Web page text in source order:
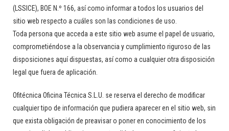
(LSSICE), BOE N.º 166, así como informar a todos los usuarios del
sitio web respecto a cuáles son las condiciones de uso.
Toda persona que acceda a este sitio web asume el papel de usuario,
comprometiéndose a la observancia y cumplimiento riguroso de las
disposiciones aquí dispuestas, así como a cualquier otra disposición
legal que fuera de aplicación.
Ofitécnica Oficina Técnica S.L.U. se reserva el derecho de modificar
cualquier tipo de información que pudiera aparecer en el sitio web, sin
que exista obligación de preavisar o poner en conocimiento de los